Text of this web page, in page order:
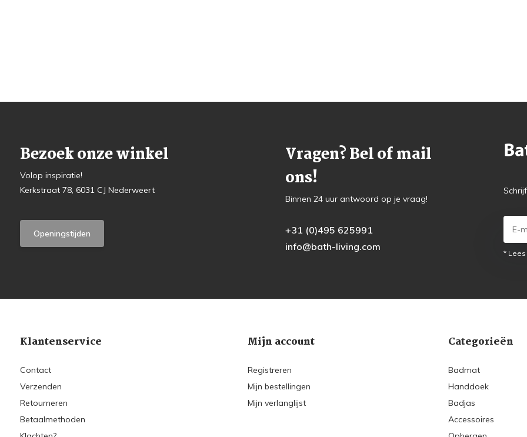
Bezoek onze winkel
Volop inspiratie!
Kerkstraat 78, 6031 CJ Nederweert
Openingstijden
Vragen? Bel of mail
ons!
Binnen 24 uur antwoord op je vraag!
+31 (0)495 625991
info@bath-living.com
*
Klantenservice
Contact
Verzenden
Retourneren
Betaalmethoden
Mijn account
Registreren
Mijn bestellingen
Mijn verlanglijst
Categorieën
Badmat
Handdoek
Badjas
Accessoires